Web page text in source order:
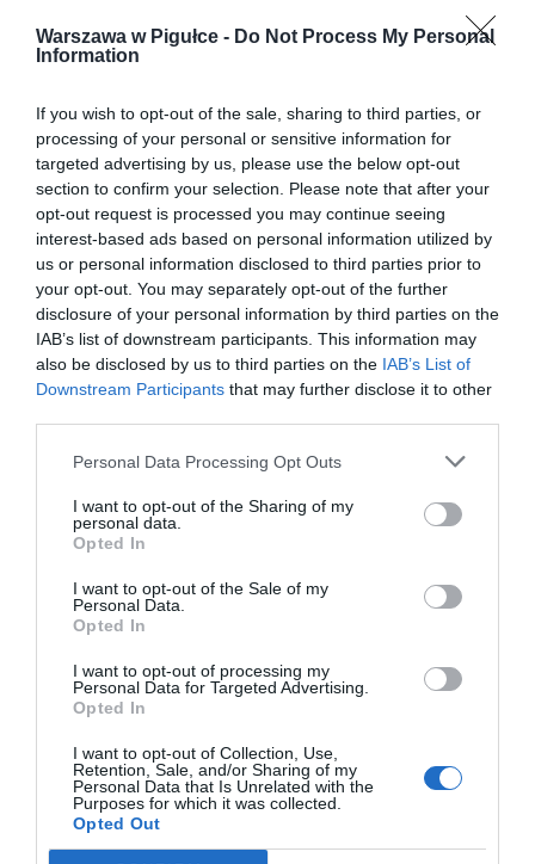
Warszawa w Pigułce - Do Not Process My Personal
Information
If you wish to opt-out of the sale, sharing to third parties, or
processing of your personal or sensitive information for
targeted advertising by us, please use the below opt-out
section to confirm your selection. Please note that after your
opt-out request is processed you may continue seeing
interest-based ads based on personal information utilized by
us or personal information disclosed to third parties prior to
your opt-out. You may separately opt-out of the further
disclosure of your personal information by third parties on the
IAB’s list of downstream participants. This information may
also be disclosed by us to third parties on the IAB’s List of
Downstream Participants that may further disclose it to other
Personal Data Processing Opt Outs
I want to opt-out of the Sharing of my
personal data.
Opted In
I want to opt-out of the Sale of my
Personal Data.
Opted In
I want to opt-out of processing my
Personal Data for Targeted Advertising.
Opted In
I want to opt-out of Collection, Use,
Retention, Sale, and/or Sharing of my
Personal Data that Is Unrelated with the
Purposes for which it was collected.
Opted Out